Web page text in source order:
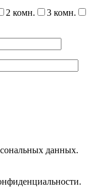
2 комн.
3 комн.
данных.